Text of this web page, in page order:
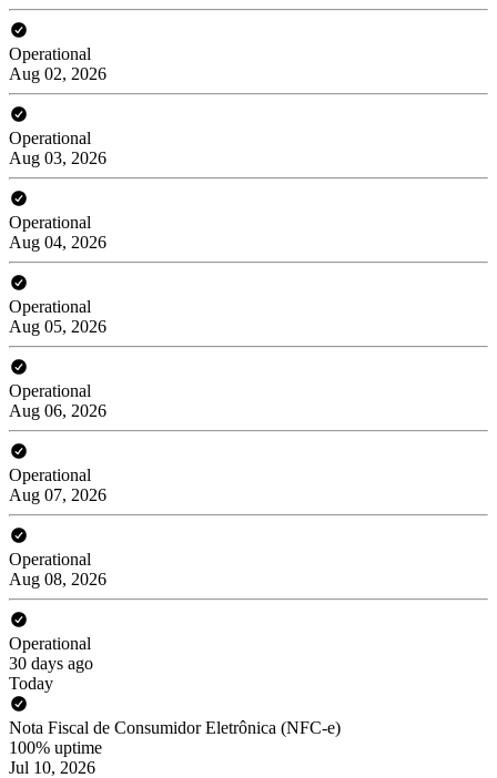
Operational
Aug 02, 2026
Operational
Aug 03, 2026
Operational
Aug 04, 2026
Operational
Aug 05, 2026
Operational
Aug 06, 2026
Operational
Aug 07, 2026
Operational
Aug 08, 2026
Operational
30 days ago
Today
Nota Fiscal de Consumidor Eletrônica (NFC-e)
100% uptime
Jul 10, 2026